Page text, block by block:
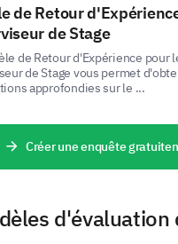
:
Recommandations et
de Retour
de Stage
de Retour d'Expérience pour
de Stage vous permet
approfondies sur le ...
Créer une enquête